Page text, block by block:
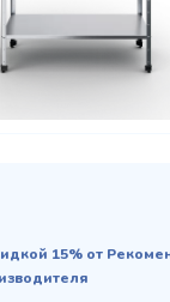
15% от